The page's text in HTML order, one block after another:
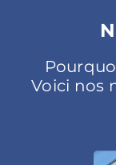
Voici nos